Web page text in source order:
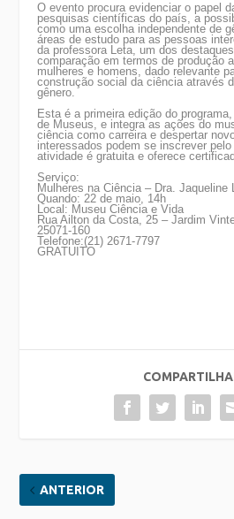
O evento procura evidenciar o papel
pesquisas científicas do país, a
como uma escolha independente de
áreas de estudo para as pessoas
da professora Leta, um dos
comparação em termos de produção
mulheres e homens, dado relevante
construção social da ciência através
gênero.
Esta é a primeira edição do
de Museus, e integra as ações do
ciência como carreira e despertar
interessados podem se inscrever
atividade é gratuita e oferece
Serviço:
Mulheres na Ciência – Dra. Jaqueline
Quando: 22 de maio, 14h
Local: Museu Ciência e Vida
Rua Ailton da Costa, 25 – Jardim
25071-160
Telefone:(21) 2671-7797
GRATUITO
ANTERIOR